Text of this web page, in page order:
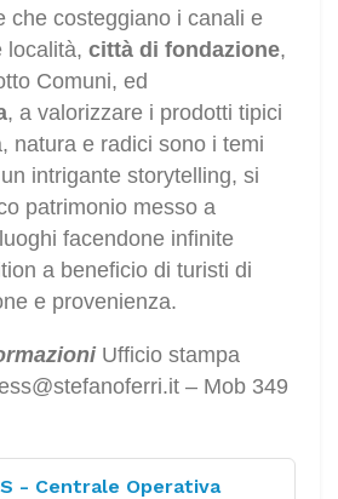
che costeggiano i canali e
località, città di fondazione,
Comuni, ed
, a valorizzare i prodotti tipici
natura e radici sono i temi
intrigante storytelling, si
patrimonio messo a
facendone infinite
a beneficio di turisti di
e provenienza.
Ufficio stampa
– Mob 349
- Centrale Operativa